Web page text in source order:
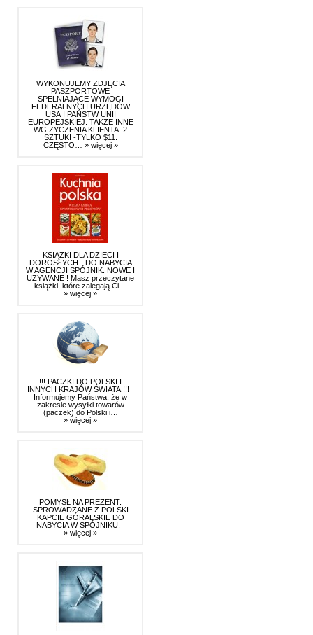
WYKONUJEMY ZDJĘCIA
PASZPORTOWE
SPELNIAJĄCE WYMOGI
FEDERALNYCH URZĘDÓW
USA I PAŃSTW UNII
EUROPEJSKIEJ. TAKŻE INNE
WG ZYCZENIA KLIENTA. 2
SZTUKI -TYLKO $11.
CZĘSTO… » więcej »
KSIĄŻKI DLA DZIECI I
DOROSŁYCH - DO NABYCIA
W AGENCJI SPÓJNIK. NOWE I
UŻYWANE ! Masz przeczytane
książki, które zalegają Ci…
» więcej »
!!! PACZKI DO POLSKI I
INNYCH KRAJÓW ŚWIATA !!!
Informujemy Państwa, że w
zakresie wysyłki towarów
(paczek) do Polski i…
» więcej »
POMYSŁ NA PREZENT.
SPROWADZANE Z POLSKI
KAPCIE GÓRALSKIE DO
NABYCIA W SPÓJNIKU.
» więcej »